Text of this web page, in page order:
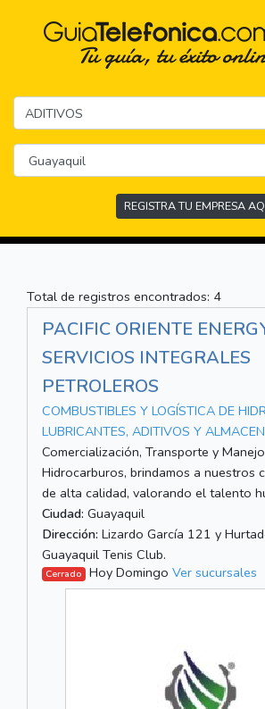
REGISTRA TU EMPRESA
Total de registros encontrados: 4
PACIFIC ORIENTE
SERVICIOS INTEGRALES
PETROLEROS
COMBUSTIBLES Y LOGÍSTICA DE
LUBRICANTES, ADITIVOS Y
Comercialización, Transporte y
Hidrocarburos, brindamos a nuestros
de alta calidad, valorando el talento
Ciudad: Guayaquil
Dirección: Lizardo García 121 y
Guayaquil Tenis Club.
Cerrado Hoy Domingo Ver sucursales